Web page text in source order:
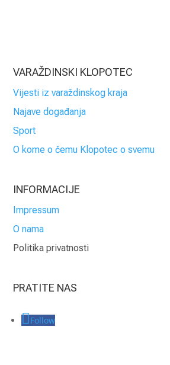
VARAŽDINSKI KLOPOTEC
Vijesti iz varaždinskog kraja
Najave događanja
Sport
O kome o čemu Klopotec o svemu
INFORMACIJE
Impressum
O nama
Politika privatnosti
PRATITE NAS
Follow